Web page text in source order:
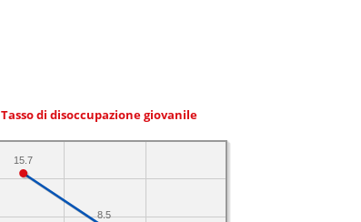
Tasso di disoccupazione giovanile
8.5
15.7